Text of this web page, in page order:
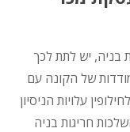
בניה, יש לתת לכך
של הקונה עם
עלויות הניסיון
חריגות בניה